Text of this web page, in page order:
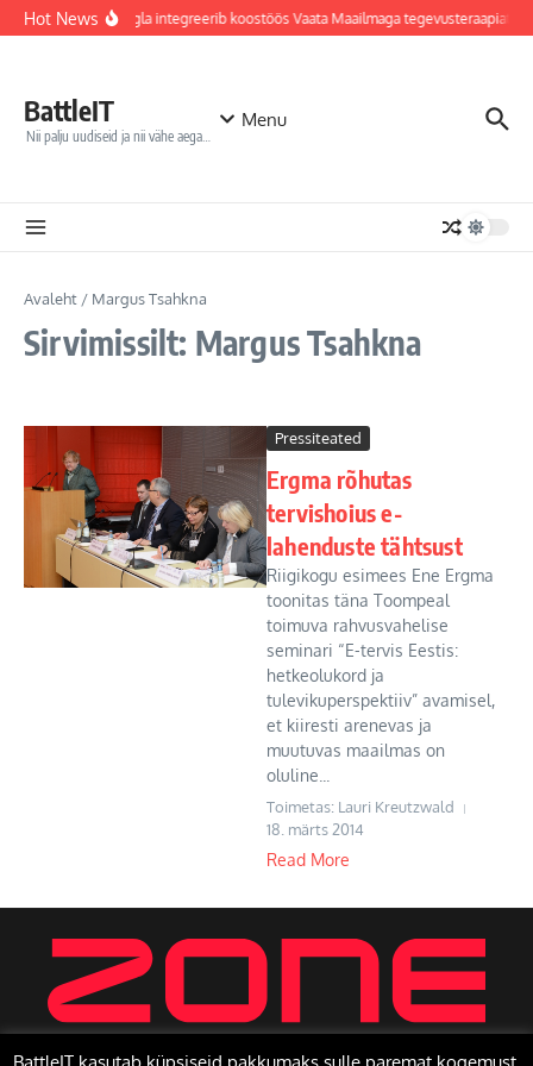
Sisu juurde
Hot NewsJõhvi haigla integreerib koostöös Vaata Maailmaga
BattleIT
Nii palju uudiseid ja nii vähe aega…
Menu
Avaleht / Margus Tsahkna
Sirvimissilt: Margus Tsahkna
Pressiteated
Ergma rõhutas
tervishoius e-
lahenduste tähtsust
Riigikogu esimees Ene Ergma
toonitas täna Toompeal
toimuva rahvusvahelise
seminari “E-tervis Eestis:
hetkeolukord ja
tulevikuperspektiiv” avamisel,
et kiiresti arenevas ja
muutuvas maailmas on
oluline...
Toimetas: Lauri Kreutzwald
18. märts 2014
Read More